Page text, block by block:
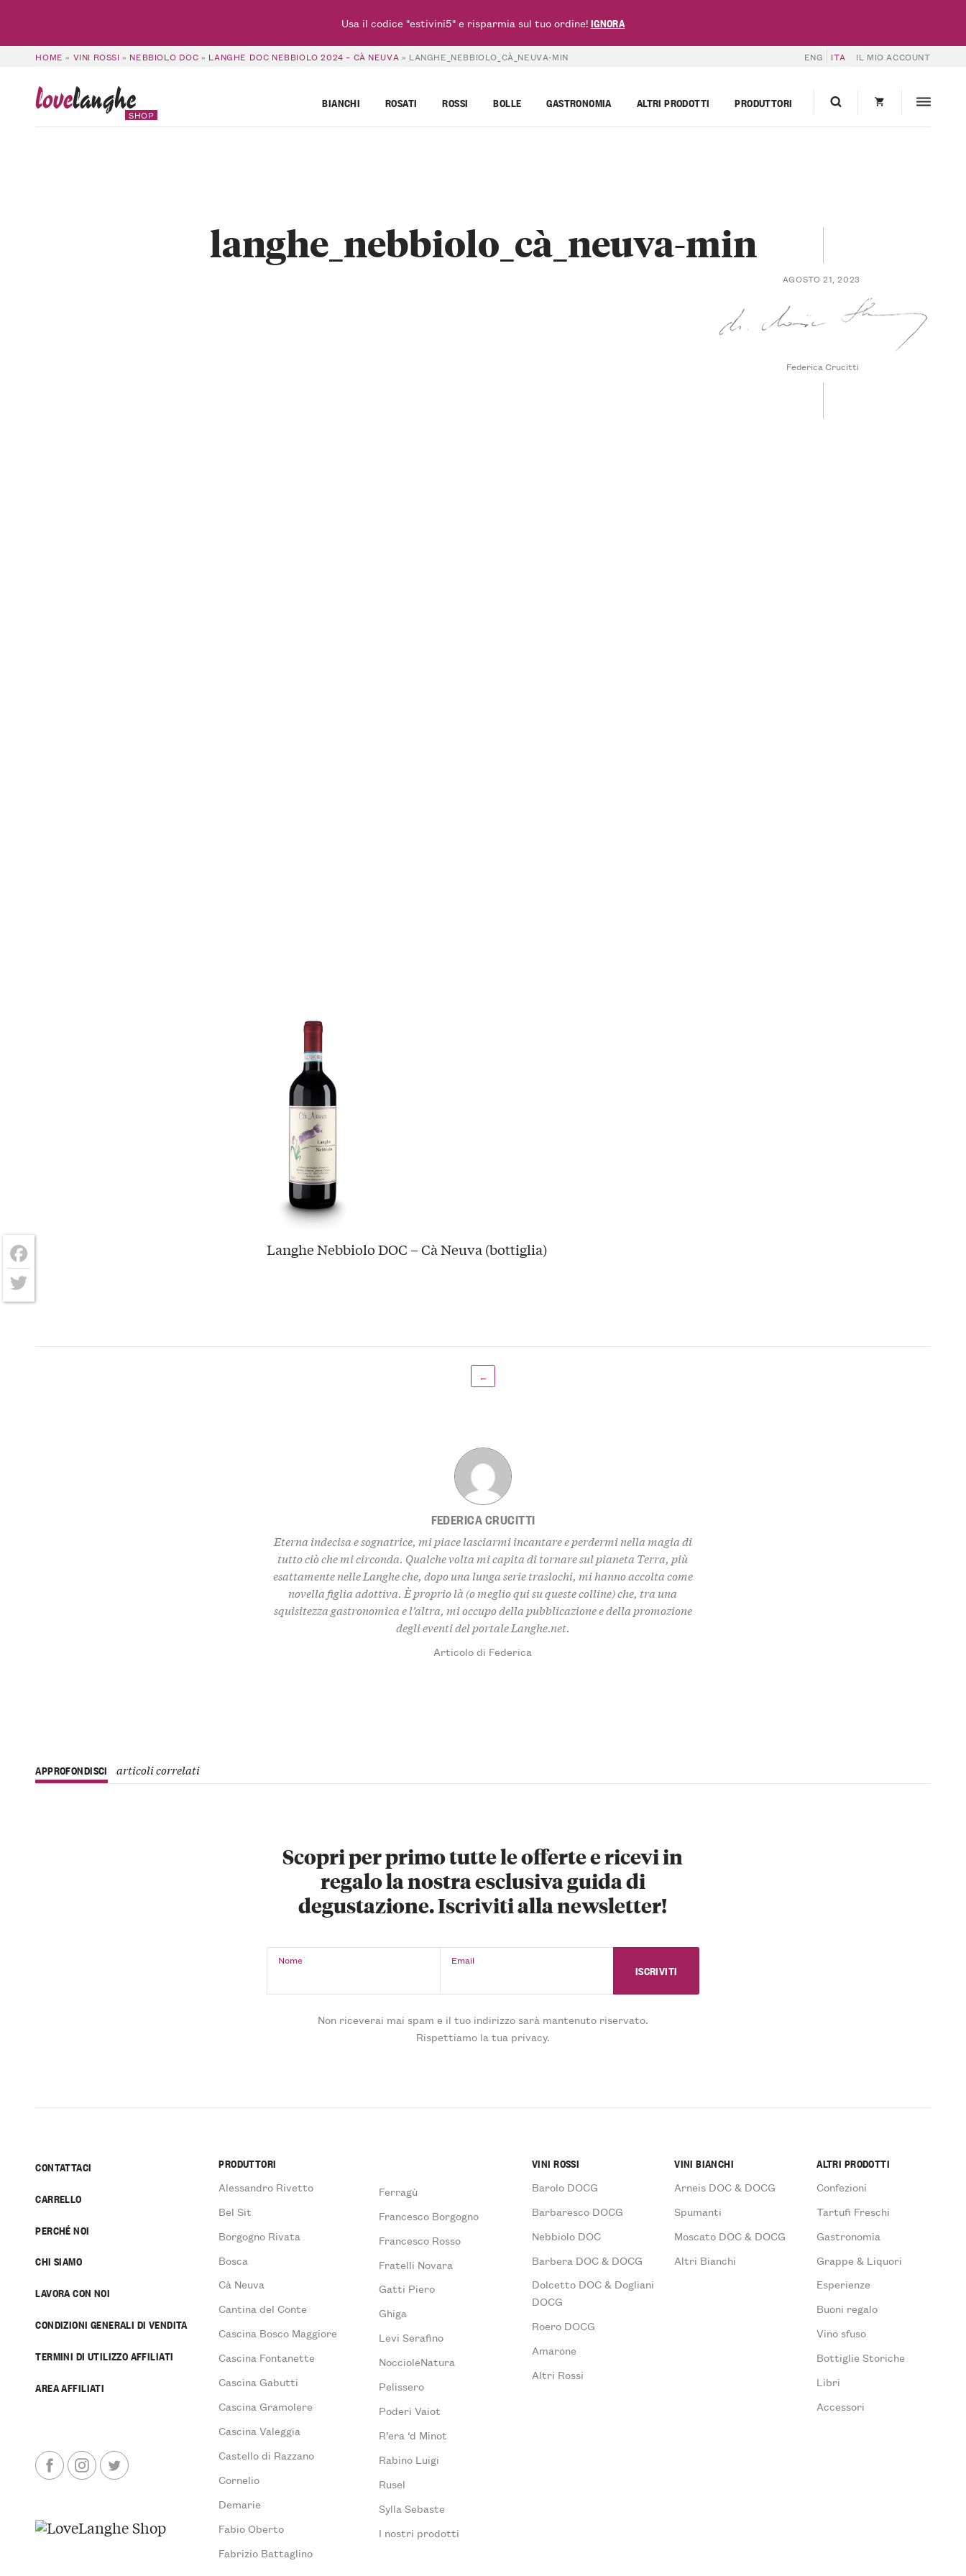
HOME » VINI ROSSI » NEBBIOLO DOC » LANGHE DOC NEBBIOLO 2024 – CÀ NEUVA » LANGHE_NEBBIOLO_CÀ_NEUVA-MIN ENG ITA IL MIO ACCOUNT
lovelanghe
SHOP
BIANCHI ROSATI ROSSI BOLLE GASTRONOMIA ALTRI PRODOTTI PRODUTTORI
langhe_nebbiolo_cà_neuva-min
AGOSTO 21, 2023
Federica Crucitti
Langhe Nebbiolo DOC – Cà Neuva (bottiglia)
←
FEDERICA CRUCITTI
Eterna indecisa e sognatrice, mi piace lasciarmi incantare e perdermi nella magia di
tutto ciò che mi circonda. Qualche volta mi capita di tornare sul pianeta Terra, più
esattamente nelle Langhe che, dopo una lunga serie traslochi, mi hanno accolta come
novella figlia adottiva. È proprio là (o meglio qui su queste colline) che, tra una
squisitezza gastronomica e l’altra, mi occupo della pubblicazione e della promozione
degli eventi del portale Langhe.net.
Articolo di Federica
APPROFONDISCI articoli correlati
Scopri per primo tutte le offerte e ricevi in
regalo la nostra esclusiva guida di
degustazione. Iscriviti alla newsletter!
Nome Email
Non riceverai mai spam e il tuo indirizzo sarà mantenuto riservato.
Rispettiamo la tua privacy.
CONTATTACI
CARRELLO
PERCHÉ NOI
CHI SIAMO
LAVORA CON NOI
CONDIZIONI GENERALI DI VENDITA
TERMINI DI UTILIZZO AFFILIATI
AREA AFFILIATI
PRODUTTORI
Alessandro Rivetto
Bel Sit
Borgogno Rivata
Bosca
Cà Neuva
Cantina del Conte
Cascina Bosco Maggiore
Cascina Fontanette
Cascina Gabutti
Cascina Gramolere
Cascina Valeggia
Castello di Razzano
Cornelio
Demarie
Fabio Oberto
Fabrizio Battaglino
Ferragù
Francesco Borgogno
Francesco Rosso
Fratelli Novara
Gatti Piero
Ghiga
Levi Serafino
NoccioleNatura
Pelissero
Poderi Vaiot
R’era ‘d Minot
Rabino Luigi
Rusel
Sylla Sebaste
I nostri prodotti
VINI ROSSI
Barolo DOCG
Barbaresco DOCG
Nebbiolo DOC
Barbera DOC & DOCG
Dolcetto DOC & Dogliani
DOCG
Roero DOCG
Amarone
Altri Rossi
VINI BIANCHI
Arneis DOC & DOCG
Spumanti
Moscato DOC & DOCG
Altri Bianchi
ALTRI PRODOTTI
Confezioni
Tartufi Freschi
Gastronomia
Grappe & Liquori
Esperienze
Buoni regalo
Vino sfuso
Bottiglie Storiche
Libri
Accessori
Facebook
Twitter
Usa il codice "estivini5" e risparmia sul tuo ordine!IGNORA